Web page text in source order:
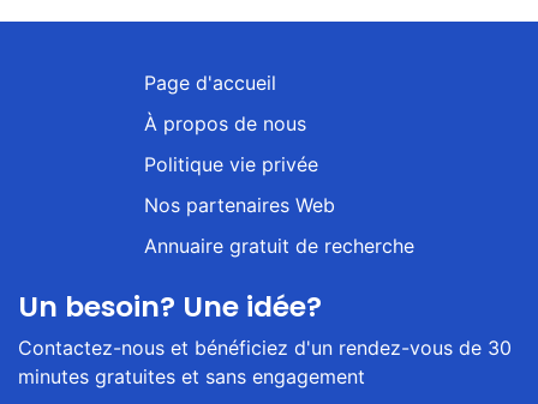
Page d'accueil
À propos de nous
Politique vie privée
Nos partenaires Web
Annuaire gratuit de recherche
Un besoin? Une idée?
Contactez-nous et bénéficiez d'un rendez-vous de 30
minutes gratuites et sans engagement